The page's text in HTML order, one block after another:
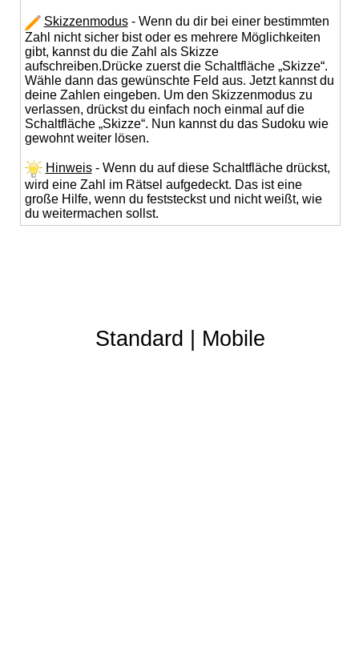
Skizzenmodus- Wenn du dir bei einer bestimmten
Zahl nicht sicher bist oder es mehrere Möglichkeiten
gibt, kannst du die Zahl als Skizze
aufschreiben.Drücke zuerst die Schaltfläche „Skizze“.
Wähle dann das gewünschte Feld aus. Jetzt kannst du
deine Zahlen eingeben. Um den Skizzenmodus zu
verlassen, drückst du einfach noch einmal auf die
Schaltfläche „Skizze“. Nun kannst du das Sudoku wie
gewohnt weiter lösen.
Hinweis- Wenn du auf diese Schaltfläche drückst,
wird eine Zahl im Rätsel aufgedeckt. Das ist eine
große Hilfe, wenn du feststeckst und nicht weißt, wie
du weitermachen sollst.
Standard Mobile